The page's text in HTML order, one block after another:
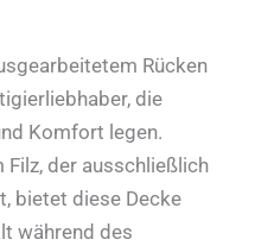
Rücken
die
Komfort legen.
der ausschließlich
bietet diese Decke
während des